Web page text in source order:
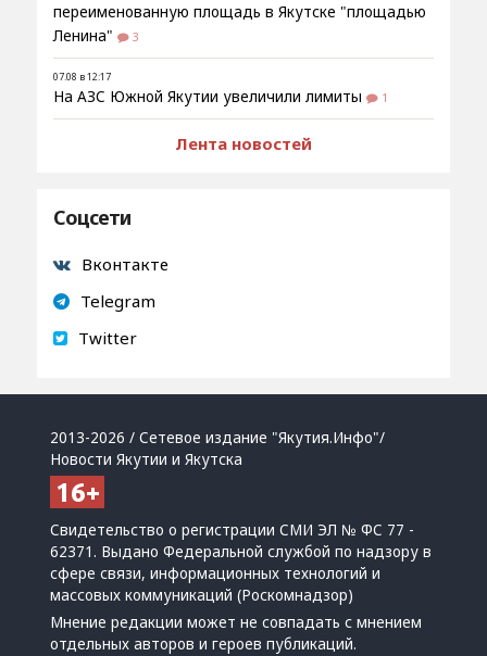
переименованную площадь в Якутске "площадью
Ленина"
3
07.08 в 12:17
На АЗС Южной Якутии увеличили лимиты 1
Лента новостей
Соцсети
Вконтакте
Telegram
Twitter
2013-2026 / Сетевое издание "Якутия.Инфо"/
Новости Якутии и Якутска
Свидетельство о регистрации СМИ ЭЛ № ФС 77 -
62371. Выдано Федеральной службой по надзору в
сфере связи, информационных технологий и
массовых коммуникаций (Роскомнадзор)
Мнение редакции может не совпадать с мнением
отдельных авторов и героев публикаций.